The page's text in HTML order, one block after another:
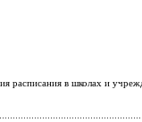
расписания в школах и